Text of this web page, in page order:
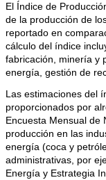
El Índice de
de la producción de
reportado en
cálculo del índice
fabricación, minería y
energía, gestión de
Las estimaciones del
proporcionados por
Encuesta Mensual de
producción en las
energía (coca y
administrativas, por
Energía y Estrategia